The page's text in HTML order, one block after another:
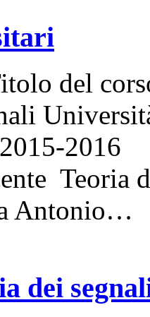
del
2015-
Teoria
Antonio…
dei